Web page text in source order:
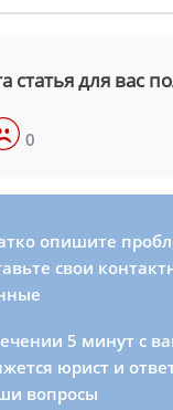
статья для вас
0
опишите
свои
5 минут с
юрист и
вопросы